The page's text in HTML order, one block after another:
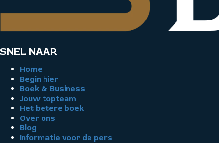
SNEL NAAR
Home
Begin hier
Boek & Business
Jouw topteam
Het betere boek
Over ons
Blog
Informatie voor de pers